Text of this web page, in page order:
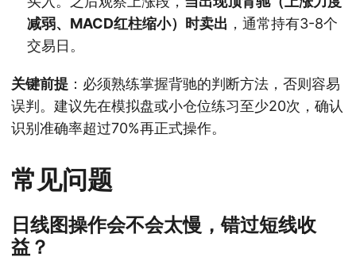
减弱、MACD红柱缩小）时卖出 ，通常持有3-8个
交易日。
关键前提 ：必须熟练掌握背驰的判断方法，否则容易
误判。建议先在模拟盘或小仓位练习至少20次，确认
识别准确率超过70%再正式操作。
常见问题
日线图操作会不会太慢，错过短线收
益？